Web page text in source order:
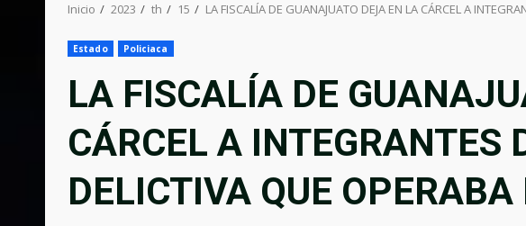
Inicio 2023 th 15 LA FISCALÍA DE GUANAJUATO DEJA EN LA CÁRCEL A
Estado Policiaca
LA FISCALÍA DE
CÁRCEL A INTEGRANTES
DELICTIVA QUE